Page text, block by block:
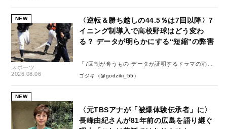
NEW
スポーツ
2026.08.06
〈逆転＆勝ち越しの44.5％は7回以降〉7
イニング制導入で高校野球はどう変わ
る？ データが明らかにする“短縮”の弊害
「7回制が奪うもの-データが証明するドラマの消
失-」
ゴジキ（@godziki_55）
NEW
〈元TBSアナが「被爆体験伝承者」に〉
長峰由紀さんが81年前の広島を語り継ぐ